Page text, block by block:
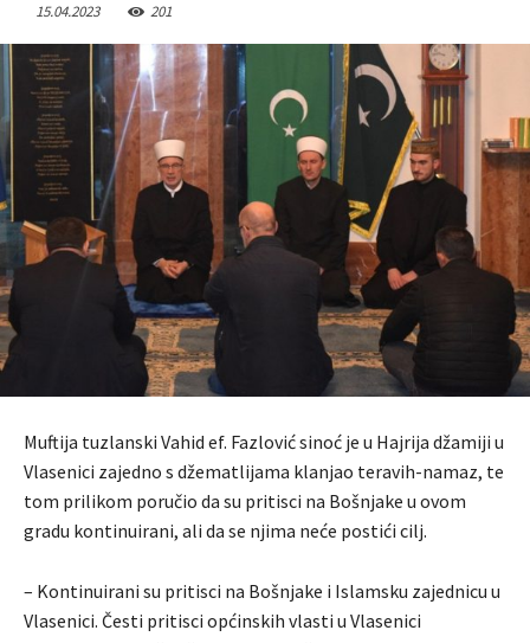
15.04.2023 201
Muftija tuzlanski Vahid ef. Fazlović sinoć je u Hajrija džamiji u
Vlasenici zajedno s džematlijama klanjao teravih-namaz, te
tom prilikom poručio da su pritisci na Bošnjake u ovom
gradu kontinuirani, ali da se njima neće postići cilj.
– Kontinuirani su pritisci na Bošnjake i Islamsku zajednicu u
Vlasenici. Česti pritisci općinskih vlasti u Vlasenici